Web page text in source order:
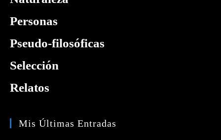
Personas
Pseudo-filosóficas
Selección
Relatos
Mis Últimas Entradas